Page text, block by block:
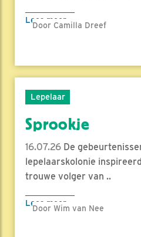
Lees meer
Door Camilla Dreef
Lepelaar
Sprookje
16.07.26 De
lepelaarskolonie
trouwe volger van ..
Lees meer
Door Wim van Nee